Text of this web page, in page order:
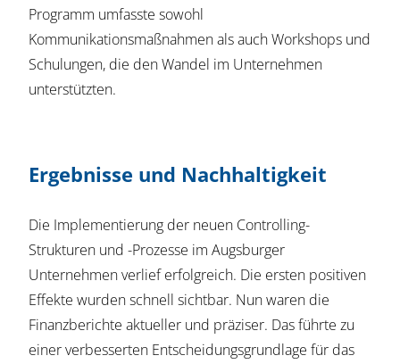
Programm umfasste sowohl
Kommunikationsmaßnahmen als auch Workshops und
Schulungen, die den Wandel im Unternehmen
unterstützten.
Ergebnisse und Nachhaltigkeit
Die Implementierung der neuen Controlling-
Strukturen und -Prozesse im Augsburger
Unternehmen verlief erfolgreich. Die ersten positiven
Effekte wurden schnell sichtbar. Nun waren die
Finanzberichte aktueller und präziser. Das führte zu
einer verbesserten Entscheidungsgrundlage für das